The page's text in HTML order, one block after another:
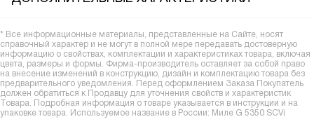
* Все информационные материалы, представленные на Сайте, носят
справочный характер и не могут в полной мере передавать достоверную
информацию о свойствах, комплектации и характеристиках товара, включая
цвета, размеры и формы. Фирма-производитель оставляет за собой право
на внесение изменений в конструкцию, дизайн и комплектацию товара без
предварительного уведомления. Перед оформлением Заказа Покупатель
должен обратиться к Продавцу для уточнения свойств и характеристик
Товара. Подробная информация о товаре указывается в инструкции и на
упаковке товара. Используемое название в России: Миле G 5350 SCVi